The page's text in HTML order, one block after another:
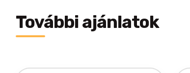
További ajánlatok